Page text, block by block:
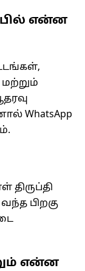
என்ன
WhatsApp
பிறகு
என்ன